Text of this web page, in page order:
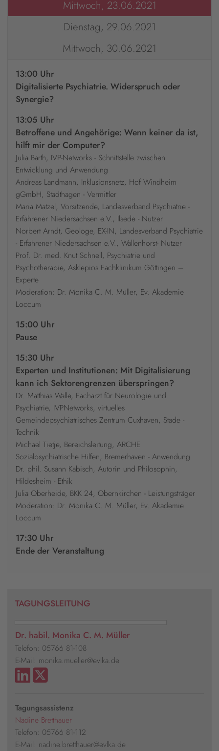
Mittwoch, 23.06.2021
Dienstag, 29.06.2021
Mittwoch, 30.06.2021
13:00 Uhr
Digitalisierte Psychiatrie. Widerspruch oder
Synergie?
13:05 Uhr
Betroffene und Angehörige: Wenn keiner da ist,
hilft mir der Computer?
Julia Barth, IVP-Networks - Schnittstelle zwischen
Entwicklung und Anwendung
Andreas Landmann, Inklusionsnetz, Hof Windheim
gGmbH, Stadthagen - Vermittler
Maria Matzel, Vorsitzende, Landesverband Psychiatrie -
Erfahrener Niedersachsen e.V., Ilsede - Nutzer
Norbert Arndt, Geologe, EX-IN, Landesverband Psychiatrie
- Erfahrener Niedersachsen e.V., Wallenhorst- Nutzer
Prof. Dr. med. Knut Schnell, Psychiatrie und
Psychotherapie, Asklepios Fachklinikum Göttingen –
Experte
Moderation: Dr. Monika C. M. Müller, Ev. Akademie
Loccum
15:00 Uhr
Pause
15:30 Uhr
Experten und Institutionen: Mit Digitalisierung
kann ich Sektorengrenzen überspringen?
Dr. Matthias Walle, Facharzt für Neurologie und
Psychiatrie, IVPNetworks, virtuelles
Gemeindepsychiatrisches Zentrum Cuxhaven, Stade -
Technik
Michael Tietje, Bereichsleitung, ARCHE
Sozialpsychiatrische Hilfen, Bremerhaven - Anwendung
Dr. phil. Susann Kabisch, Autorin und Philosophin,
Hildesheim - Ethik
Julia Oberheide, BKK 24, Obernkirchen - Leistungsträger
Moderation: Dr. Monika C. M. Müller, Ev. Akademie
Loccum
17:30 Uhr
Ende der Veranstaltung
TAGUNGSLEITUNG
Dr. habil. Monika C. M. Müller
Telefon: 05766 81-108
E-Mail: monika.mueller@evlka.de
Tagungsassistenz
Nadine Bretthauer
Telefon: 05766 81-112
E-Mail: nadine.bretthauer@evlka.de